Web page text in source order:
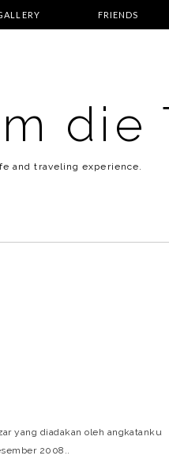
FRIENDS
die
and traveling experience.
yang diadakan oleh angkatanku
2008..